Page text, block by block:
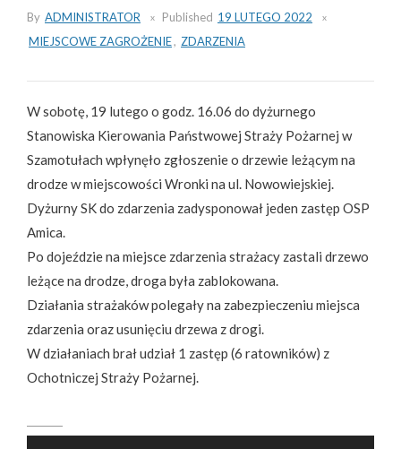
By ADMINISTRATOR Published 19 LUTEGO 2022
MIEJSCOWE ZAGROŻENIE, ZDARZENIA
W sobotę, 19 lutego o godz. 16.06 do dyżurnego
Stanowiska Kierowania Państwowej Straży Pożarnej w
Szamotułach wpłynęło zgłoszenie o drzewie leżącym na
drodze w miejscowości Wronki na ul. Nowowiejskiej.
Dyżurny SK do zdarzenia zadysponował jeden zastęp OSP
Amica.
Po dojeździe na miejsce zdarzenia strażacy zastali drzewo
leżące na drodze, droga była zablokowana.
Działania strażaków polegały na zabezpieczeniu miejsca
zdarzenia oraz usunięciu drzewa z drogi.
W działaniach brał udział 1 zastęp (6 ratowników) z
Ochotniczej Straży Pożarnej.